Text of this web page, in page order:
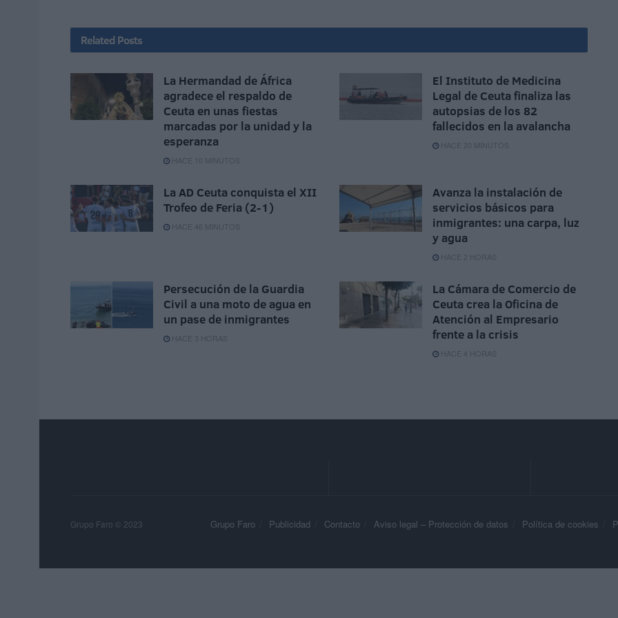
Related Posts
La Hermandad de África
agradece el respaldo de
Ceuta en unas fiestas
marcadas por la unidad y la
esperanza
HACE 10 MINUTOS
El Instituto de Medicina
Legal de Ceuta finaliza las
autopsias de los 82
fallecidos en la avalancha
HACE 20 MINUTOS
La AD Ceuta conquista el XII
Trofeo de Feria (2-1)
HACE 46 MINUTOS
Avanza la instalación de
servicios básicos para
inmigrantes: una carpa, luz
y agua
HACE 2 HORAS
Persecución de la Guardia
Civil a una moto de agua en
un pase de inmigrantes
HACE 3 HORAS
La Cámara de Comercio de
Ceuta crea la Oficina de
Atención al Empresario
frente a la crisis
HACE 4 HORAS
Grupo Faro Publicidad Contacto Aviso legal – Protección de datos Política de cookies
Grupo Faro © 2023